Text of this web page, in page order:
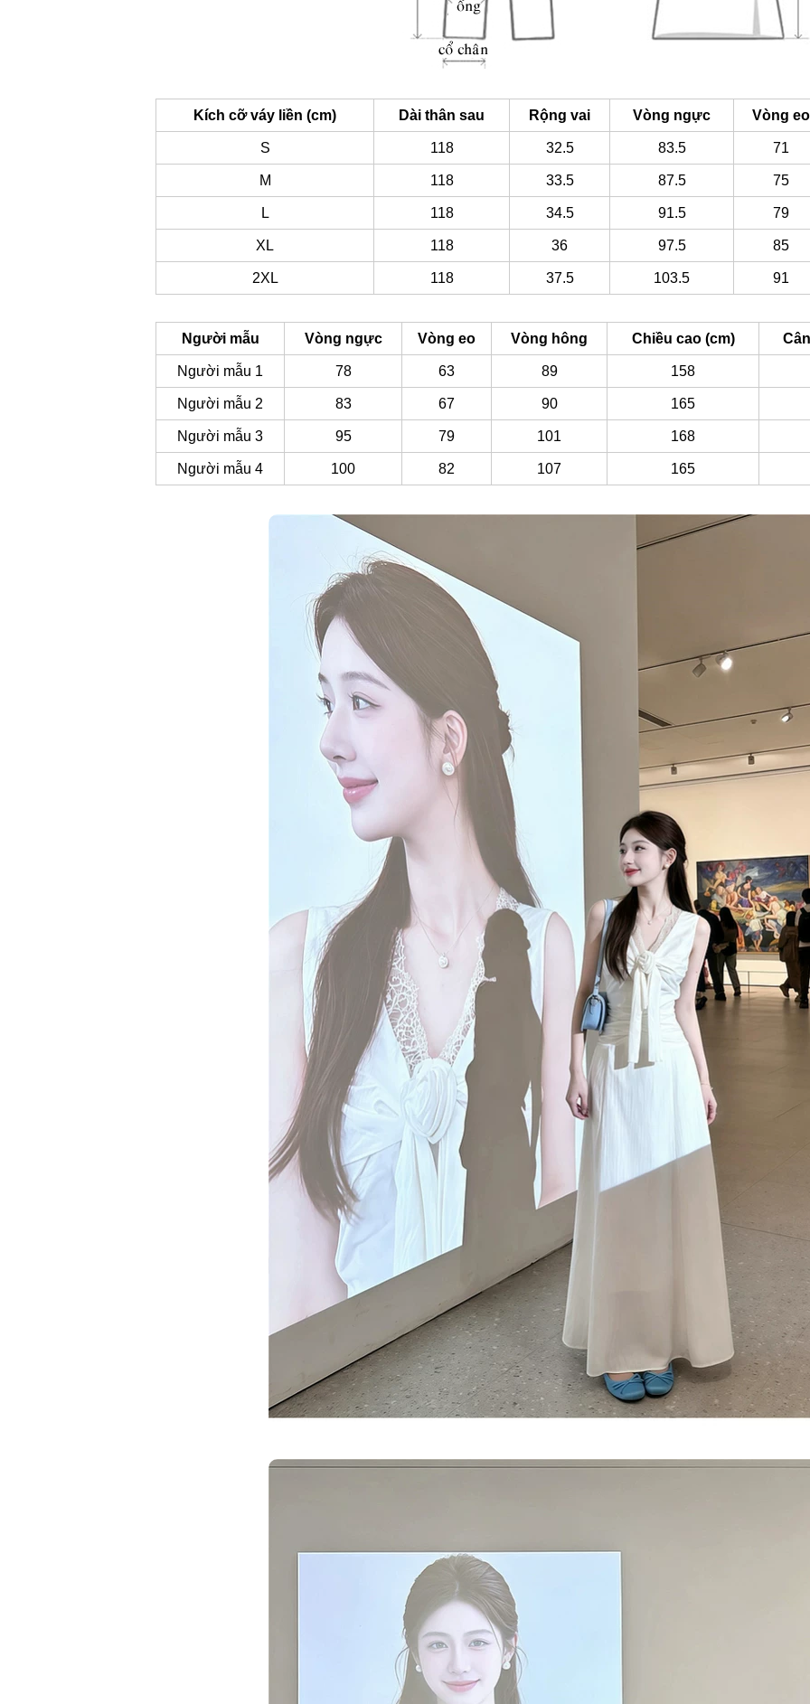
Kích cỡ váy liền (cm) Dài thân sau Rộng vai Vòng ngực Vòng eo
S 118 32.5 83.5 71
M 118 33.5 87.5 75
L 118 34.5 91.5 79
XL 118 36 97.5 85
2XL 118 37.5 103.5 91
Người mẫu Vòng ngực Vòng eo Vòng hông Chiều cao (cm)
Người mẫu 1 78 63 89 158
Người mẫu 2 83 67 90 165
Người mẫu 3 95 79 101 168
Người mẫu 4 100 82 107 165